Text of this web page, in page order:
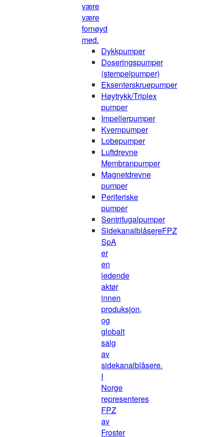
være
være
fornøyd
med.
Dykkpumper
Doseringspumper
(stempelpumper)
Eksenterskruepumper
Høytrykk/Triplex
pumper
Impellerpumper
Kvernpumper
Lobepumper
Luftdrevne
Membranpumper
Magnetdrevne
pumper
Periferiske
pumper
Sentrifugalpumper
SidekanalblåsereFPZ
SpA
er
en
ledende
aktør
innen
produksjon,
og
globalt
salg
av
sidekanalblåsere.
I
Norge
representeres
FPZ
av
Froster